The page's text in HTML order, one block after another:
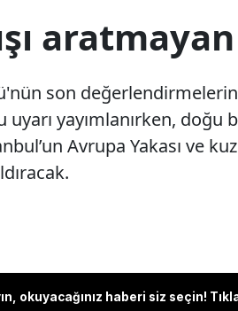
son
yayımlanırken, doğu
Avrupa Yakası ve
okuyacağınız haberi siz seçin!